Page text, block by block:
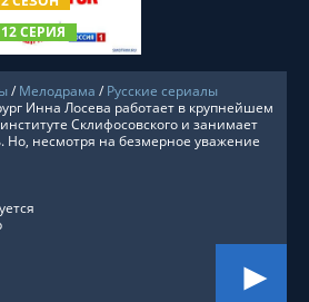
12 СЕРИЯ
/ Мелодрама / Русские сериалы
Инна Лосева работает в крупнейшем
Склифосовского и занимает
Но, несмотря на безмерное уважение